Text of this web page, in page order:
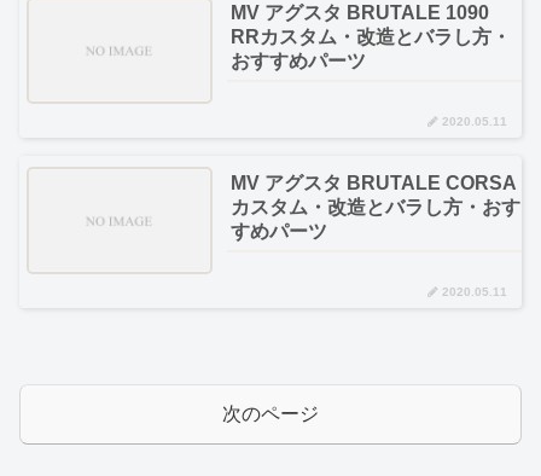
MV アグスタ BRUTALE 1090
RRカスタム・改造とバラし方・
おすすめパーツ
2020.05.11
MV アグスタ BRUTALE CORSA
カスタム・改造とバラし方・おす
すめパーツ
2020.05.11
次のページ